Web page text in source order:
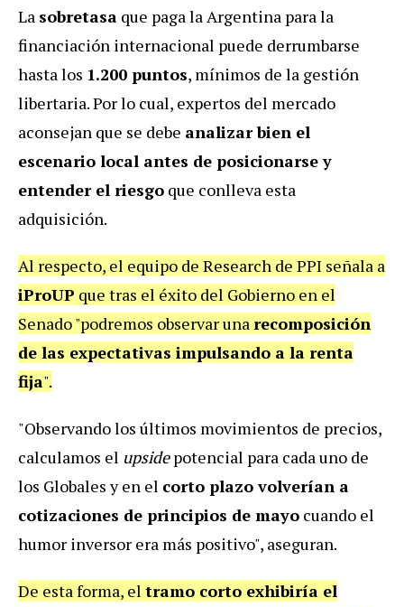
La sobretasa que paga la Argentina para la
financiación internacional puede derrumbarse
hasta los 1.200 puntos, mínimos de la gestión
libertaria. Por lo cual, expertos del mercado
aconsejan que se debe analizar bien el
escenario local antes de posicionarse y
entender el riesgo que conlleva esta
adquisición.
Al respecto, el equipo de Research de PPI señala a
iProUP que tras el éxito del Gobierno en el
Senado "podremos observar una recomposición
de las expectativas impulsando a la renta
fija".
"Observando los últimos movimientos de precios,
calculamos el upsidepotencial para cada uno de
los Globales y en el corto plazo volverían a
cotizaciones de principios de mayo cuando el
humor inversor era más positivo", aseguran.
De esta forma, el tramo corto exhibiría el